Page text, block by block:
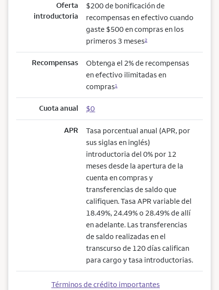
Oferta
introductoria
$200 de bonificación de
recompensas en efectivo cuando
gaste $500 en compras en los
primeros 3 meses2
Recompensas
Obtenga el 2% de recompensas
en efectivo ilimitadas en
compras1
Cuota anual $0
APR
Tasa porcentual anual (APR, por
sus siglas en inglés)
introductoria del 0% por 12
meses desde la apertura de la
cuenta en compras y
transferencias de saldo que
califiquen. Tasa APR variable del
18.49%, 24.49% o 28.49% de allí
en adelante. Las transferencias
de saldo realizadas en el
transcurso de 120 días califican
para cargo y tasa introductorias.
Términos de crédito importantes